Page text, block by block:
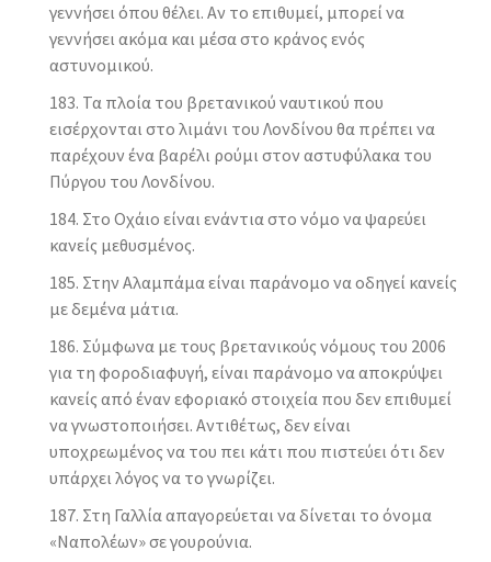
γεννήσει όπου θέλει. Αν το επιθυμεί, μπορεί να
γεννήσει ακόμα και μέσα στο κράνος ενός
αστυνομικού.
Τα πλοία του βρετανικού ναυτικού που
εισέρχονται στο λιμάνι του Λονδίνου θα πρέπει να
παρέχουν ένα βαρέλι ρούμι στον αστυφύλακα του
Πύργου του Λονδίνου.
Στο Οχάιο είναι ενάντια στο νόμο να ψαρεύει
κανείς μεθυσμένος.
Στην Αλαμπάμα είναι παράνομο να οδηγεί κανείς
με δεμένα μάτια.
Σύμφωνα με τους βρετανικούς νόμους του 2006
για τη φοροδιαφυγή, είναι παράνομο να αποκρύψει
κανείς από έναν εφοριακό στοιχεία που δεν επιθυμεί
να γνωστοποιήσει. Αντιθέτως, δεν είναι
υποχρεωμένος να του πει κάτι που πιστεύει ότι δεν
υπάρχει λόγος να το γνωρίζει.
Στη Γαλλία απαγορεύεται να δίνεται το όνομα
«Ναπολέων» σε γουρούνια.